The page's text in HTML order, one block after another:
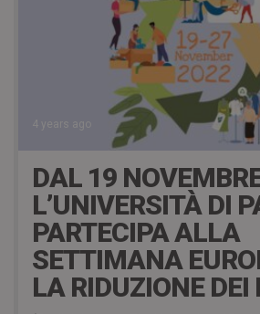
DAL 19
L’UNIVERSITÀ DI
PARTECIPA ALLA
SETTIMANA
LA RIDUZIONE DEI